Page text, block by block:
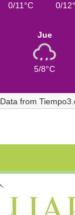
0/11°C 0/
Jue
5/8°C
Data from